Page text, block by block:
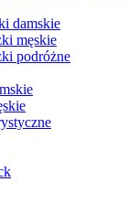
damskie
męskie
podróżne